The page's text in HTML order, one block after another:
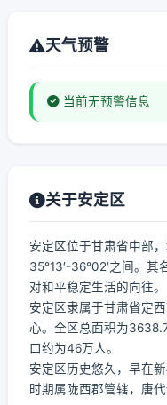
天气预警
当前无预警信息
关于安定区
安定区位于甘肃省中部，
35°13′-36°02′之间。其
对和平稳定生活的向往。
安定区隶属于甘肃省定
心。全区总面积为
口约为46万人。
安定区历史悠久，早在
时期属陇西郡管辖，唐